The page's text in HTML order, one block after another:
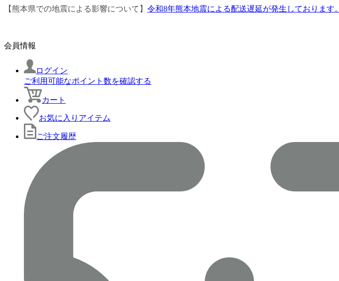
【熊本県での地震による影響について】 令和8年熊本地震による配送遅延が発生しております。
会員情報
ログイン
ご利用可能なポイント数を確認する
カート
お気に入りアイテム
ご注文履歴